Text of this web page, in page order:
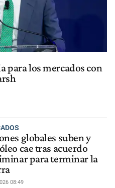
para los mercados con
globales suben y
cae tras acuerdo
para terminar la
08:49